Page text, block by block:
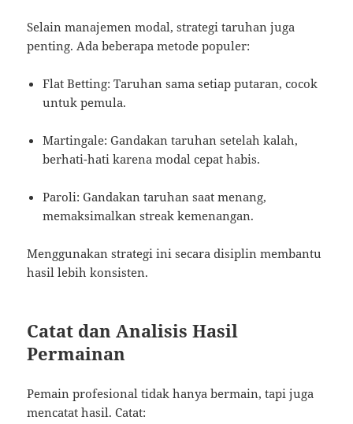
Selain manajemen modal, strategi taruhan juga
penting. Ada beberapa metode populer:
Flat Betting: Taruhan sama setiap putaran, cocok
untuk pemula.
Martingale: Gandakan taruhan setelah kalah,
berhati-hati karena modal cepat habis.
Paroli: Gandakan taruhan saat menang,
memaksimalkan streak kemenangan.
Menggunakan strategi ini secara disiplin membantu
hasil lebih konsisten.
Catat dan Analisis Hasil
Permainan
Pemain profesional tidak hanya bermain, tapi juga
mencatat hasil. Catat: